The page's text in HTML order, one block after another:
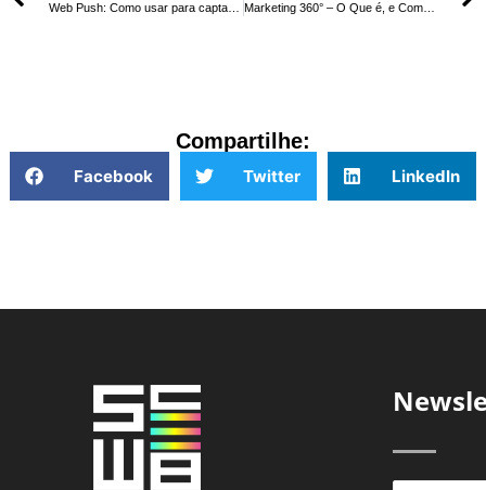
Marketing 360° – O Que é, e Como Implantar
Compartilhe:
Facebook Twitter LinkedIn